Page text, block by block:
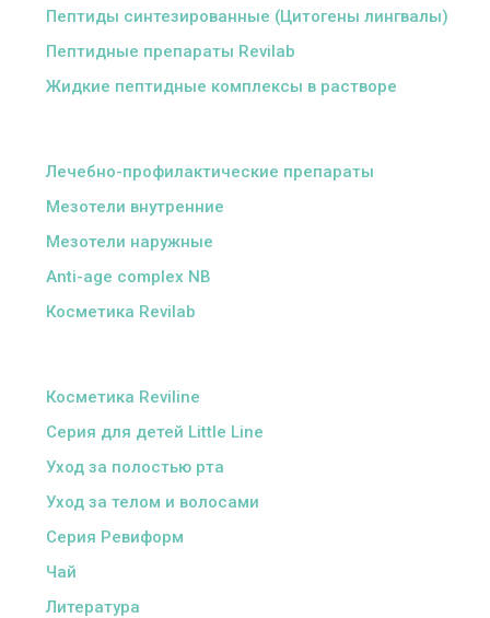
Пептиды синтезированные (Цитогены лингвалы)
Пептидные препараты Revilab
Жидкие пептидные комплексы в растворе
Лечебно-профилактические препараты
Мезотели внутренние
Мезотели наружные
Anti-age complex NB
Косметика Revilab
Косметика Reviline
Серия для детей Little Line
Уход за полостью рта
Уход за телом и волосами
Серия Ревиформ
Чай
Литература